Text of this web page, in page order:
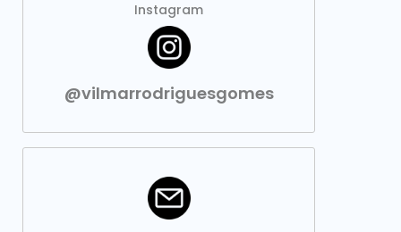
Instagram
@vilmarrodriguesgomes